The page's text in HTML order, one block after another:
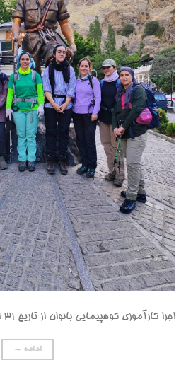
اجرا کارآموزی کوهپیمایی بانوان از تاریخ ۳۱ اردیبهشت تا ۲ خرداد ۱۴۰۴
ادامه →